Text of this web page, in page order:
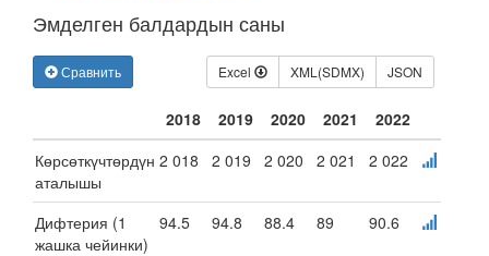
Эмделген балдардын саны
Сравнить Excel XML(SDMX) JSON
2018 2019 2020 2021
2022
Көрсөткүчтөрдүн
аталышы
2 018 2 019 2 020 2 021 2 022
Дифтерия (1
жашка чейинки)
94.5 94.8 88.4 89 90.6